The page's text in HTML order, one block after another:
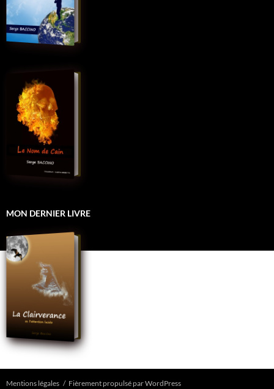
MON DERNIER LIVRE
Mentions légales Fièrement propulsé par WordPress